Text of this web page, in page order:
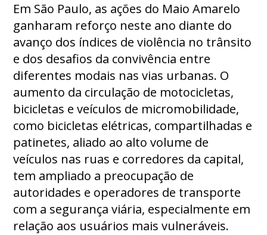
Em São Paulo, as ações do Maio Amarelo
ganharam reforço neste ano diante do
avanço dos índices de violência no trânsito
e dos desafios da convivência entre
diferentes modais nas vias urbanas. O
aumento da circulação de motocicletas,
bicicletas e veículos de micromobilidade,
como bicicletas elétricas, compartilhadas e
patinetes, aliado ao alto volume de
veículos nas ruas e corredores da capital,
tem ampliado a preocupação de
autoridades e operadores de transporte
com a segurança viária, especialmente em
relação aos usuários mais vulneráveis.